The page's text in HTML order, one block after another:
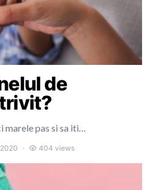
de
marele pas si sa iti…
404 views